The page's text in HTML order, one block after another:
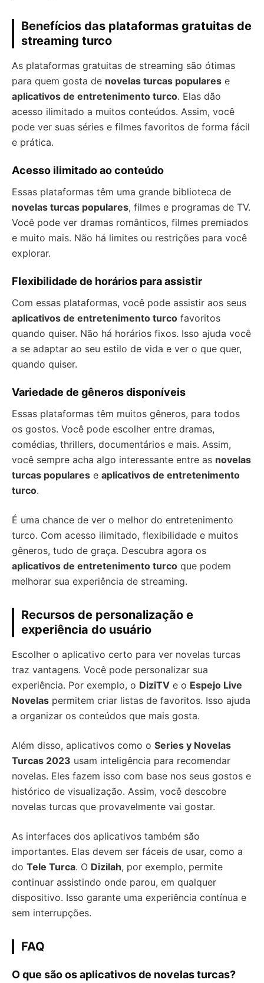
Benefícios das plataformas gratuitas de
streaming turco
As plataformas gratuitas de streaming são ótimas
para quem gosta de novelas turcas populares e
aplicativos de entretenimento turco. Elas dão
acesso ilimitado a muitos conteúdos. Assim, você
pode ver suas séries e filmes favoritos de forma fácil
e prática.
Acesso ilimitado ao conteúdo
Essas plataformas têm uma grande biblioteca de
novelas turcas populares, filmes e programas de TV.
Você pode ver dramas românticos, filmes premiados
e muito mais. Não há limites ou restrições para você
explorar.
Flexibilidade de horários para assistir
Com essas plataformas, você pode assistir aos seus
aplicativos de entretenimento turco favoritos
quando quiser. Não há horários fixos. Isso ajuda você
a se adaptar ao seu estilo de vida e ver o que quer,
quando quiser.
Variedade de gêneros disponíveis
Essas plataformas têm muitos gêneros, para todos
os gostos. Você pode escolher entre dramas,
comédias, thrillers, documentários e mais. Assim,
você sempre acha algo interessante entre as novelas
turcas populares e aplicativos de entretenimento
turco.
É uma chance de ver o melhor do entretenimento
turco. Com acesso ilimitado, flexibilidade e muitos
gêneros, tudo de graça. Descubra agora os
aplicativos de entretenimento turco que podem
melhorar sua experiência de streaming.
Recursos de personalização e
experiência do usuário
Escolher o aplicativo certo para ver novelas turcas
traz vantagens. Você pode personalizar sua
experiência. Por exemplo, o DiziTV e o Espejo Live
Novelas permitem criar listas de favoritos. Isso ajuda
a organizar os conteúdos que mais gosta.
Além disso, aplicativos como o Series y Novelas
Turcas 2023 usam inteligência para recomendar
novelas. Eles fazem isso com base nos seus gostos e
histórico de visualização. Assim, você descobre
novelas turcas que provavelmente vai gostar.
As interfaces dos aplicativos também são
importantes. Elas devem ser fáceis de usar, como a
do Tele Turca. O Dizilah, por exemplo, permite
continuar assistindo onde parou, em qualquer
dispositivo. Isso garante uma experiência contínua e
sem interrupções.
FAQ
O que são os aplicativos de novelas turcas?